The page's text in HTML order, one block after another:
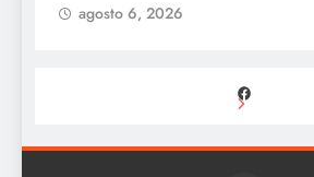
agosto 6, 2026